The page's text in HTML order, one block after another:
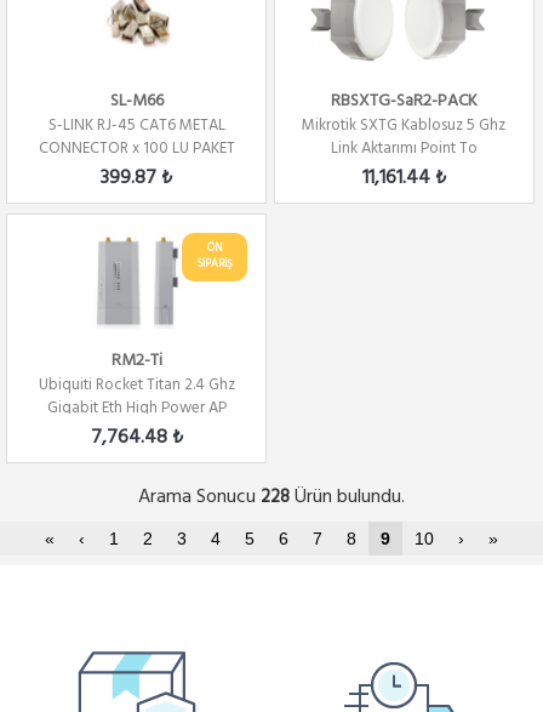
SL-M66
S-LINK RJ-45 CAT6 METAL
CONNECTOR x 100 LU PAKET
399.87 ₺
RBSXTG-SaR2-PACK
Mikrotik SXTG Kablosuz 5 Ghz
Link Aktarımı Point To
Multipoint
11,161.44 ₺
ÖN
SİPARİŞ
RM2-Ti
Ubiquiti Rocket Titan 2.4 Ghz
Gigabit Eth High Power AP
7,764.48 ₺
Arama Sonucu 228Ürün bulundu.
« ‹ 1 2 3 4 5 6 7 8 9 10 › »